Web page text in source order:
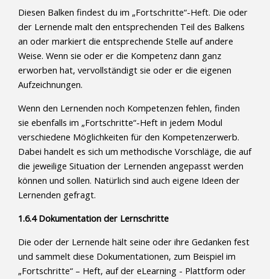
Diesen Balken findest du im „Fortschritte“-Heft. Die oder
der Lernende malt den entsprechenden Teil des Balkens
an oder markiert die entsprechende Stelle auf andere
Weise. Wenn sie oder er die Kompetenz dann ganz
erworben hat, vervollständigt sie oder er die eigenen
Aufzeichnungen.
Wenn den Lernenden noch Kompetenzen fehlen, finden
sie ebenfalls im „Fortschritte“-Heft in jedem Modul
verschiedene Möglichkeiten für den Kompetenzerwerb.
Dabei handelt es sich um methodische Vorschläge, die auf
die jeweilige Situation der Lernenden angepasst werden
können und sollen. Natürlich sind auch eigene Ideen der
Lernenden gefragt.
1.6.4 Dokumentation der Lernschritte
Die oder der Lernende hält seine oder ihre Gedanken fest
und sammelt diese Dokumentationen, zum Beispiel im
„Fortschritte“ – Heft, auf der eLearning - Plattform oder